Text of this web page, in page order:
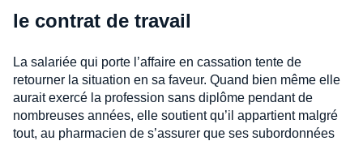
le contrat de travail
La salariée qui porte l’affaire en cassation tente de
retourner la situation en sa faveur. Quand bien même elle
aurait exercé la profession sans diplôme pendant de
nombreuses années, elle soutient qu’il appartient malgré
tout, au pharmacien de s’assurer que ses subordonnées